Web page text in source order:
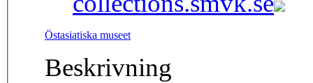
Östasiatiska museet
Beskrivning